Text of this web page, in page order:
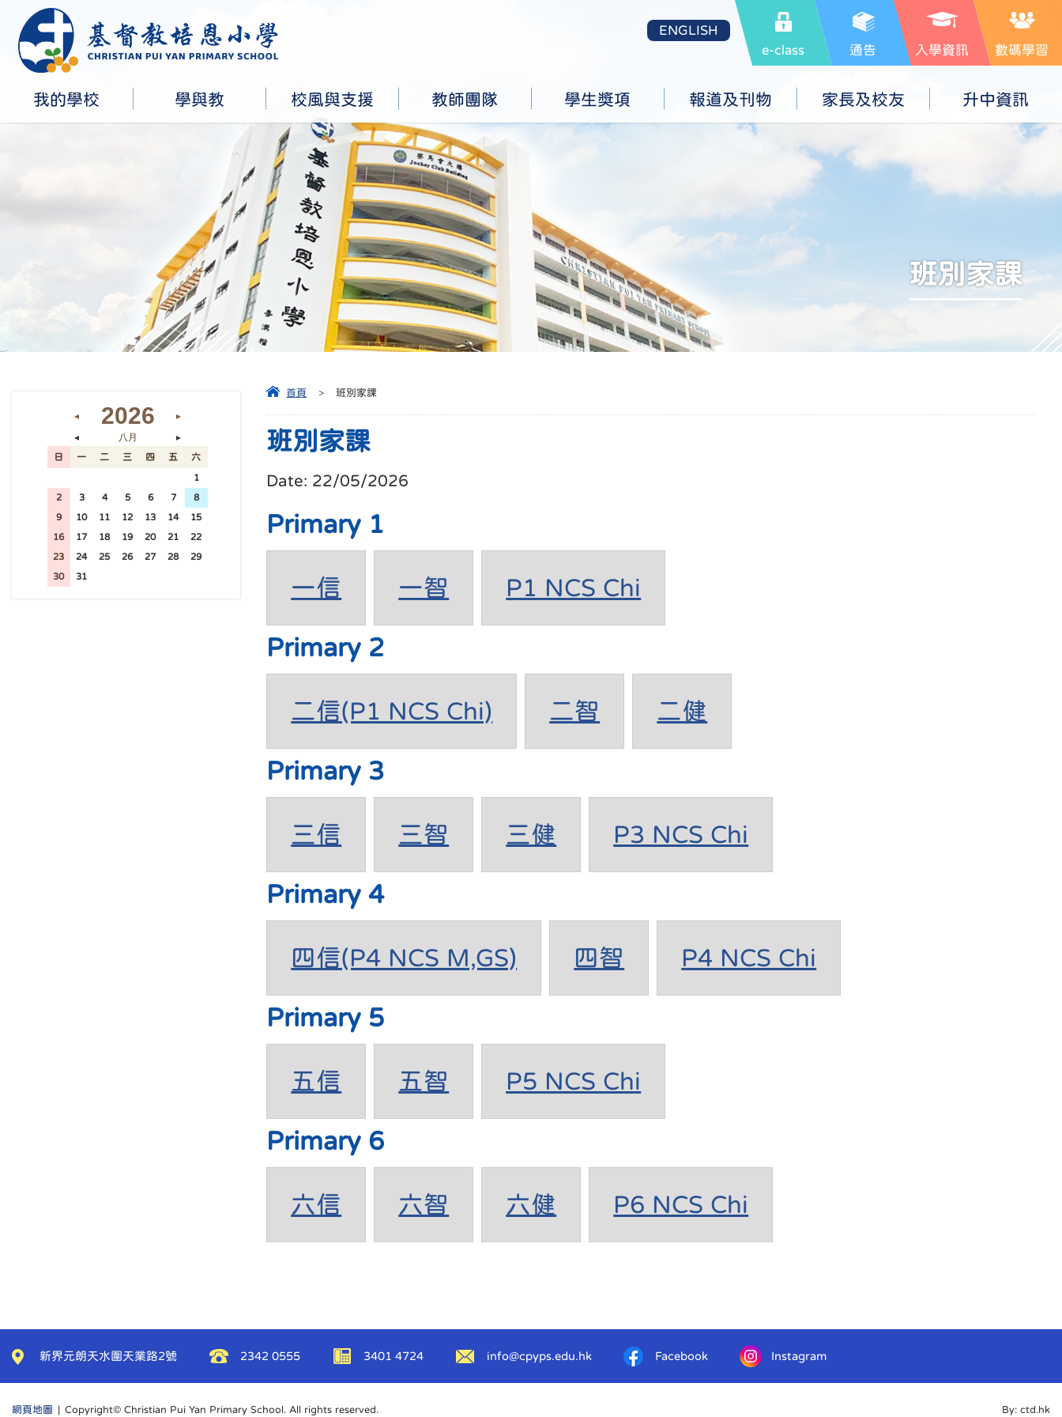
e-class 通告 入學資訊 數碼學習
ENGLISH
我的學校 學與教 校風與支援 教師團隊 學生獎項 報道及刊物 家長及校友 升中資訊
班別家課
首頁 > 班別家課
班別家課
Date: 22/05/2026
Primary 1
一信 一智 P1 NCS Chi
Primary 2
二信(P1 NCS Chi) 二智 二健
Primary 3
三信 三智 三健 P3 NCS Chi
Primary 4
四信(P4 NCS M,GS) 四智 P4 NCS Chi
Primary 5
五信 五智 P5 NCS Chi
Primary 6
六信 六智 六健 P6 NCS Chi
◄ 2026 ►
◄ 八月 ►
日 一 二 三 四 五 六
1
2 3 4 5 6 7 8
9 10 11 12 13 14 15
16 17 18 19 20 21 22
23 24 25 26 27 28 29
30 31
新界元朗天水圍天業路2號 2342 0555 3401 4724 info@cpyps.edu.hk Facebook Instagram
網頁地圖 | Copyright© Christian Pui Yan Primary School. All rights reserved. By: ctd.hk